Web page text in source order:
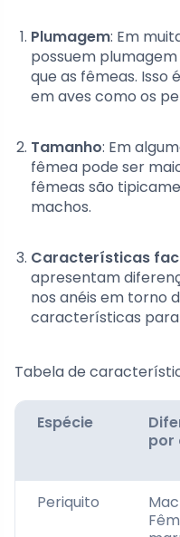
Plumagem: Em
possuem
que as fêmeas.
em aves como os
Tamanho: Em
fêmea pode ser
fêmeas são
machos.
Características
apresentam
nos anéis em torno
características
Tabela de
Espécie
por
Periquito